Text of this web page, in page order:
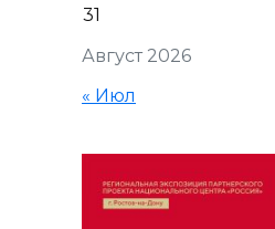
Август 2026
31
« Июл